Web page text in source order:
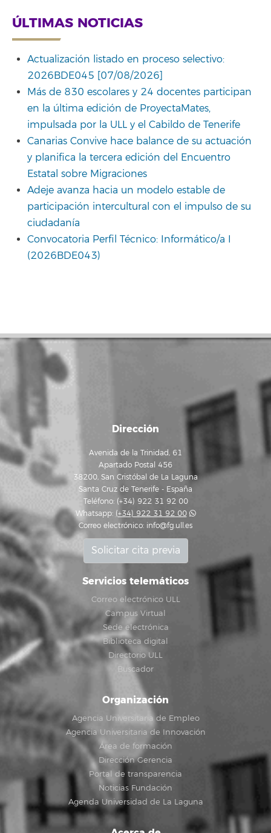
ÚLTIMAS NOTICIAS
Actualización listado en proceso selectivo:
2026BDE045 [07/08/2026]
Más de 830 escolares y 24 docentes participan
en la última edición de ProyectaMates,
impulsada por la ULL y el Cabildo de Tenerife
Canarias Convive hace balance de su actuación
y planifica la tercera edición del Encuentro
Estatal sobre Migraciones
Adeje avanza hacia un modelo estable de
participación intercultural con el impulso de su
ciudadanía
Convocatoria Perfil Técnico: Informático/a I
(2026BDE043)
Dirección
Avenida de la Trinidad, 61
Apartado Postal 456
38200, San Cristóbal de La Laguna
Santa Cruz de Tenerife - España
Teléfono: (+34) 922 31 92 00
Whatsapp: (+34) 922 31 92 00
Correo electrónico: info@fg.ull.es
Solicitar cita previa
Servicios telemáticos
Correo electrónico ULL
Campus Virtual
Sede electrónica
Biblioteca digital
Directorio ULL
Buscador
Organización
Agencia Universitaria de Empleo
Agencia Universitaria de Innovación
Área de formación
Dirección Gerencia
Portal de transparencia
Noticias Fundación
Agenda Universidad de La Laguna